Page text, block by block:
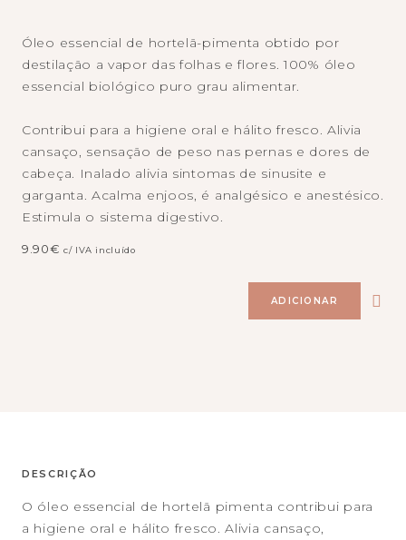
Óleo essencial de hortelã-pimenta obtido por
destilação a vapor das folhas e flores. 100% óleo
essencial biológico puro grau alimentar.
Contribui para a higiene oral e hálito fresco. Alivia
cansaço, sensação de peso nas pernas e dores de
cabeça. Inalado alivia sintomas de sinusite e
garganta. Acalma enjoos, é analgésico e anestésico.
Estimula o sistema digestivo.
9.90€ c/ IVA incluído
ADICIONAR
DESCRIÇÃO
O óleo essencial de hortelã pimenta contribui para
a higiene oral e hálito fresco. Alivia cansaço,